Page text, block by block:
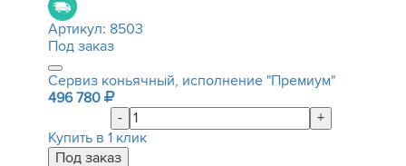
Артикул: 8503
Под заказ
Сервиз коньячный, исполнение "Премиум"
496 780
-
+
Купить в 1 клик